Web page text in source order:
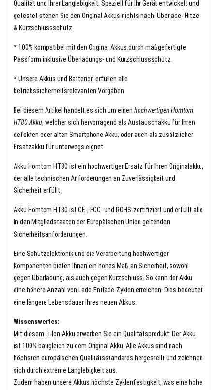
Qualität und Ihrer Langlebigkeit. Speziell für Ihr Gerät entwickelt und
getestet stehen Sie den Original Akkus nichts nach. Überlade- Hitze
& Kurzschlussschutz.
* 100% kompatibel mit den Original Akkus durch maßgefertigte
Passform inklusive Überladungs- und Kurzschlussschutz.
* Unsere Akkus und Batterien erfüllen alle
betriebssicherheitsrelevanten Vorgaben
Bei diesem Artikel handelt es sich um einen hochwertigen Homtom
HT80 Akku, welcher sich hervorragend als Austauschakku für Ihren
defekten oder alten Smartphone Akku, oder auch als zusätzlicher
Ersatzakku für unterwegs eignet.
Akku Homtom HT80 ist ein hochwertiger Ersatz für Ihren Originalakku,
der alle technischen Anforderungen an Zuverlässigkeit und
Sicherheit erfüllt.
Akku Homtom HT80 ist CE-, FCC- und ROHS-zertifiziert und erfüllt alle
in den Mitgliedstaaten der Europäischen Union geltenden
Sicherheitsanforderungen.
Eine Schutzelektronik und die Verarbeitung hochwertiger
Komponenten bieten Ihnen ein hohes Maß an Sicherheit, sowohl
gegen Überladung, als auch gegen Kurzschluss. So kann der Akku
eine höhere Anzahl von Lade-Entlade-Zyklen erreichen. Dies bedeutet
eine längere Lebensdauer Ihres neuen Akkus.
Wissenswertes:
Mit diesem Li-Ion-Akku erwerben Sie ein Qualitätsprodukt. Der Akku
ist 100% baugleich zu dem Original Akku. Alle Akkus sind nach
höchsten europäischen Qualitätsstandards hergestellt und zeichnen
sich durch extreme Langlebigkeit aus.
Zudem haben unsere Akkus höchste Zyklenfestigkeit, was eine hohe